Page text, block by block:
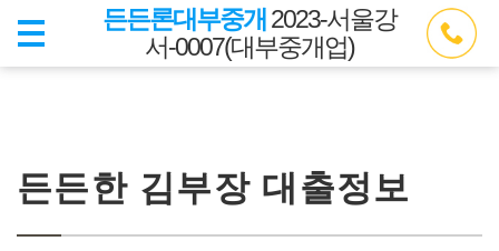
든든론대부중개 2023-서울강
서-0007(대부중개업)
든든한 김부장 대출정보